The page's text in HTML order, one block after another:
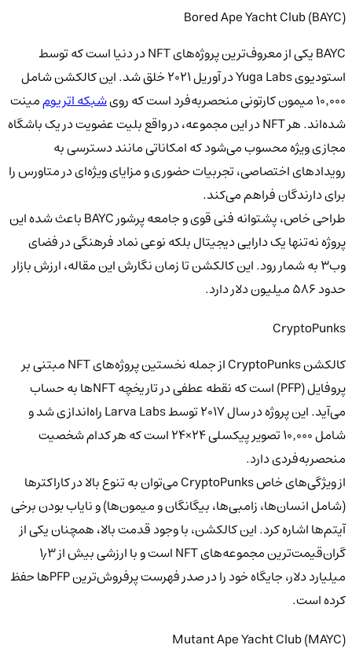
Bored Ape Yacht Club (BAYC)
BAYC یکی از معروف‌ترین پروژه‌های NFT در دنیا است که توسط
استودیوی Yuga Labs در آوریل ۲۰۲۱ خلق شد. این کالکشن شامل
۱۰٬۰۰۰ میمون کارتونی منحصر‌به‌فرد است که روی
شبکه اتریوممینت
شده‌اند. هر NFT در این مجموعه، در واقع بلیت عضویت در یک باشگاه
مجازی ویژه محسوب می‌شود که امکاناتی مانند دسترسی به
رویدادهای اختصاصی، تجربیات حضوری و مزایای ویژه‌ای در متاورس را
برای دارندگان فراهم می‌کند.
طراحی خاص، پشتوانه فنی قوی و جامعه پرشور BAYC باعث شده این
پروژه نه‌تنها یک دارایی دیجیتال بلکه نوعی نماد فرهنگی در فضای
وب۳ به شمار رود. این کالکشن تا زمان نگارش این مقاله، ارزش بازار
حدود ۵۸۶ میلیون دلار دارد.
CryptoPunks
کالکشنCryptoPunks
از جمله نخستین پروژه‌های NFT مبتنی بر
پروفایل (PFP) است که نقطه عطفی در تاریخچه NFTها به حساب
می‌آید. این پروژه در سال ۲۰۱۷ توسط Larva Labs راه‌اندازی شد و
شامل ۱۰٬۰۰۰ تصویر پیکسلی ۲۴×۲۴ است که هر کدام شخصیت
منحصربه‌فردی دارد.
از ویژگی‌های خاص CryptoPunks می‌توان به تنوع بالا در کاراکترها
(شامل انسان‌ها، زامبی‌ها، بیگانگان و میمون‌ها) و نایاب بودن برخی
آیتم‌ها اشاره کرد. این کالکشن، با وجود قدمت بالا، همچنان یکی از
گران‌قیمت‌ترین مجموعه‌های NFT است و با ارزشی بیش از ۱٫۳
میلیارد دلار، جایگاه خود را در صدر فهرست پرفروش‌ترین PFPها حفظ
کرده است.
Mutant Ape Yacht Club (MAYC)